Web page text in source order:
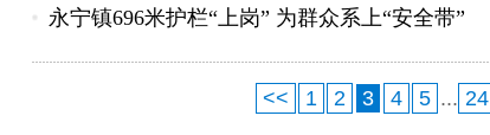
永宁镇696米护栏“上岗” 为群众系上“安全带”
<< 1 2 3 4 5 ... 24